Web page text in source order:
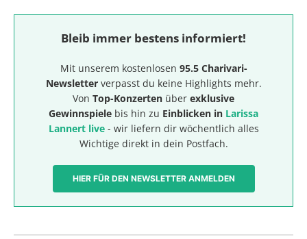
Bleib immer bestens informiert!
Mit unserem kostenlosen 95.5 Charivari-
Newsletterverpasst du keine Highlights mehr.
Von Top-Konzerten über exklusive
Gewinnspiele bis hin zu Einblicken in Larissa
Lannert live- wir liefern dir wöchentlich alles
Wichtige direkt in dein Postfach.
HIER FÜR DEN NEWSLETTER ANMELDEN